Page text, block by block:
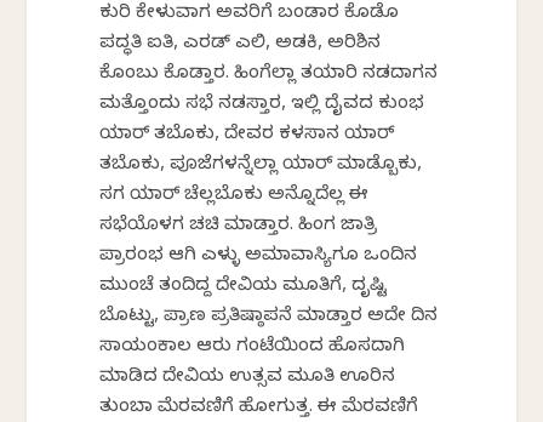
ಕುರಿ ಕೇಳುವಾಗ ಅವರಿಗೆ ಬಂಡಾರ ಕೊಡೊ
ಪದ್ಧತಿ ಐತಿ, ಎರಡ್ ಎಲಿ, ಅಡಕಿ,‌ ಅರಿಶಿನ
ಕೊಂಬು ಕೊಡ್ತಾರ. ಹಿಂಗೆಲ್ಲಾ ತಯಾರಿ ನಡದಾಗನ
ಮತ್ತೊಂದು ಸಭೆ ನಡಸ್ತಾರ, ಇಲ್ಲಿ ದೈವದ ಕುಂಭ
ಯಾರ್ ತರ್ಬೊಕು, ದೇವರ ಕಳಸಾನ ಯಾರ್
ತರ್ಬೊಕು, ಪೂಜೆಗಳನ್ನೆಲ್ಲಾ ಯಾರ್ ಮಾಡ್ಬೊಕು,
ಸರ್ಗ ಯಾರ್ ಚೆಲ್ಲಬೊಕು ಅನ್ನೊದೆಲ್ಲ ಈ
ಸಭೆಯೊಳಗ ಚರ್ಚಿ ಮಾಡ್ತಾರ. ಹಿಂಗ ಜಾತ್ರಿ
ಪ್ರಾರಂಭ ಆಗಿ ಎಳ್ಳು ಅಮಾವಾಸ್ಯಿಗೂ ಒಂದಿನ
ಮುಂಚೆ ತಂದಿದ್ದ ದೇವಿಯ ಮೂರ್ತಿಗೆ, ದೃಷ್ಟಿ
ಬೊಟ್ಟು, ಪ್ರಾಣ ಪ್ರತಿಷ್ಠಾಪನೆ ಮಾಡ್ತಾರ ಅದೇ ದಿನ
ಸಾಯಂಕಾಲ ಆರು ಗಂಟೆಯಿಂದ ಹೊಸದಾಗಿ
ಮಾಡಿದ ದೇವಿಯ ಉತ್ಸವ ಮೂರ್ತಿ ಊರಿನ
ತುಂಬಾ ಮೆರವಣಿಗೆ ಹೋಗುತ್ತ. ಈ ಮೆರವಣಿಗೆ